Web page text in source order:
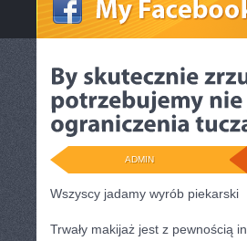
ADMIN
Wszyscy jadamy wyrób piekarski
Trwały makijaż jest z pewnością